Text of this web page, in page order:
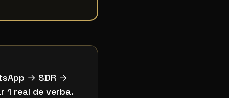
→ SDR →
1 real de verba.